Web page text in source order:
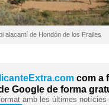
alacantí de Hondón de los Frailes
com a
Google de forma
amb les últimes notícies